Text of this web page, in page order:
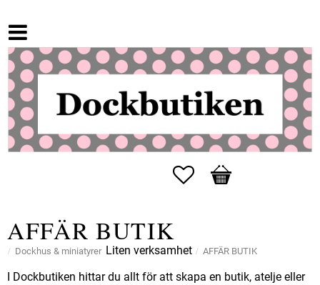
Favoriter
Kundvagn
AFFÄR BUTIK
Dockhus & miniatyrer Liten verksamhet AFFÄR BUTIK
I Dockbutiken hittar du allt för att skapa en butik, atelje eller